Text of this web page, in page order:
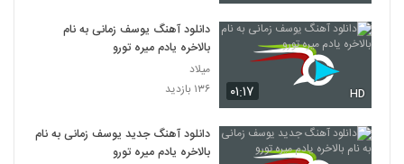
۰۱:۱۷ HD
دانلود آهنگ یوسف زمانی به نام
بالاخره یادم میره تورو
میلاد
۱۳۶ بازدید
دانلود آهنگ جدید یوسف زمانی به نام
بالاخره یادم میره تورو